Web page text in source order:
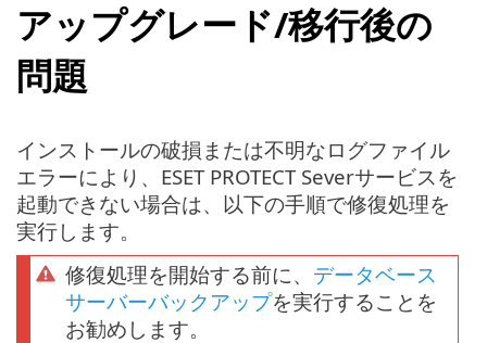
アップグレード/移行後の
問題
インストールの破損または不明なログファイル
エラーにより、ESET PROTECT Severサービスを
起動できない場合は、以下の手順で修復処理を
実行します。
修復処理を開始する前に、 データベース
サーバーバックアップを実行することを
お勧めします。